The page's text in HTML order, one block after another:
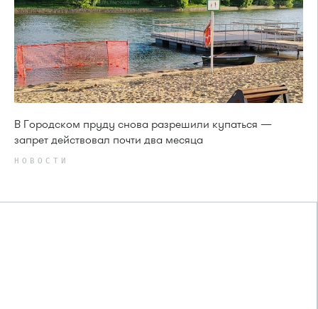
В Городском пруду снова разрешили купаться —
запрет действовал почти два месяца
НОВОСТИ